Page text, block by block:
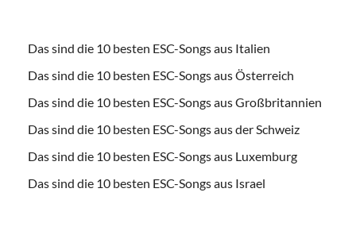
Das sind die 10 besten ESC-Songs aus Italien
Das sind die 10 besten ESC-Songs aus Österreich
Das sind die 10 besten ESC-Songs aus Großbritannien
Das sind die 10 besten ESC-Songs aus der Schweiz
Das sind die 10 besten ESC-Songs aus Luxemburg
Das sind die 10 besten ESC-Songs aus Israel